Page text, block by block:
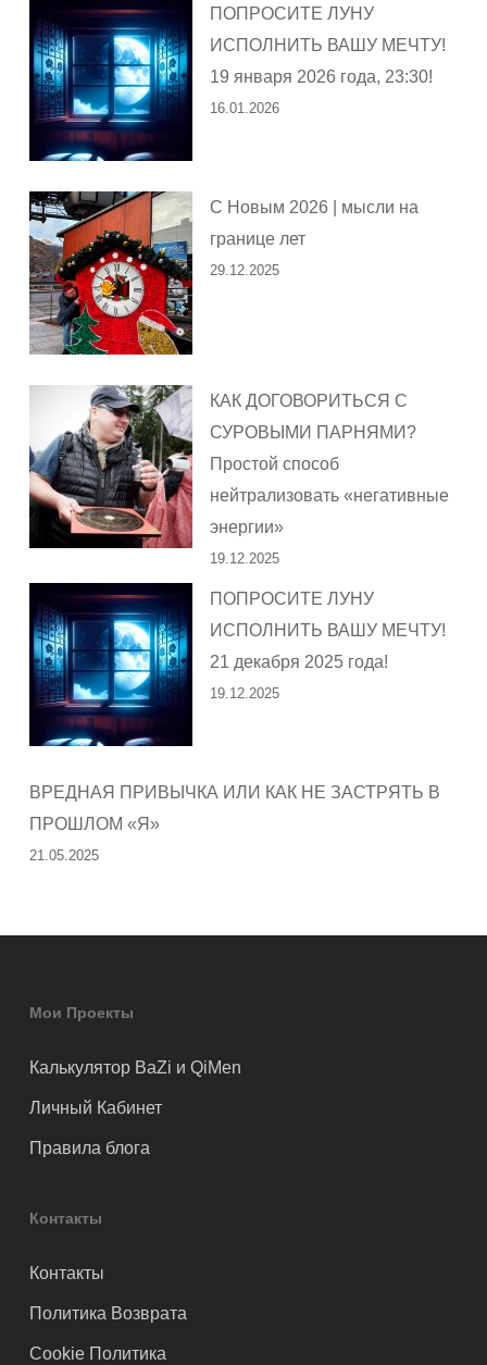
ПОПРОСИТЕ ЛУНУ
ИСПОЛНИТЬ ВАШУ МЕЧТУ!
19 января 2026 года, 23:30!
16.01.2026
С Новым 2026 | мысли на
границе лет
29.12.2025
КАК ДОГОВОРИТЬСЯ С
СУРОВЫМИ ПАРНЯМИ?
Простой способ
нейтрализовать «негативные
энергии»
19.12.2025
ПОПРОСИТЕ ЛУНУ
ИСПОЛНИТЬ ВАШУ МЕЧТУ!
21 декабря 2025 года!
19.12.2025
ВРЕДНАЯ ПРИВЫЧКА ИЛИ КАК НЕ ЗАСТРЯТЬ В
ПРОШЛОМ «Я»
21.05.2025
Мои Проекты
Калькулятор BaZi и QiMen
Личный Кабинет
Правила блога
Контакты
Контакты
Политика Возврата
Cookie Политика